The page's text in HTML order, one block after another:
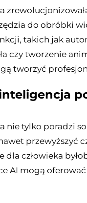
do obróbki
takich jak
czy tworzenie
tworzyć
nie tylko poradzi
przewyższyć
dla człowieka
AI mogą